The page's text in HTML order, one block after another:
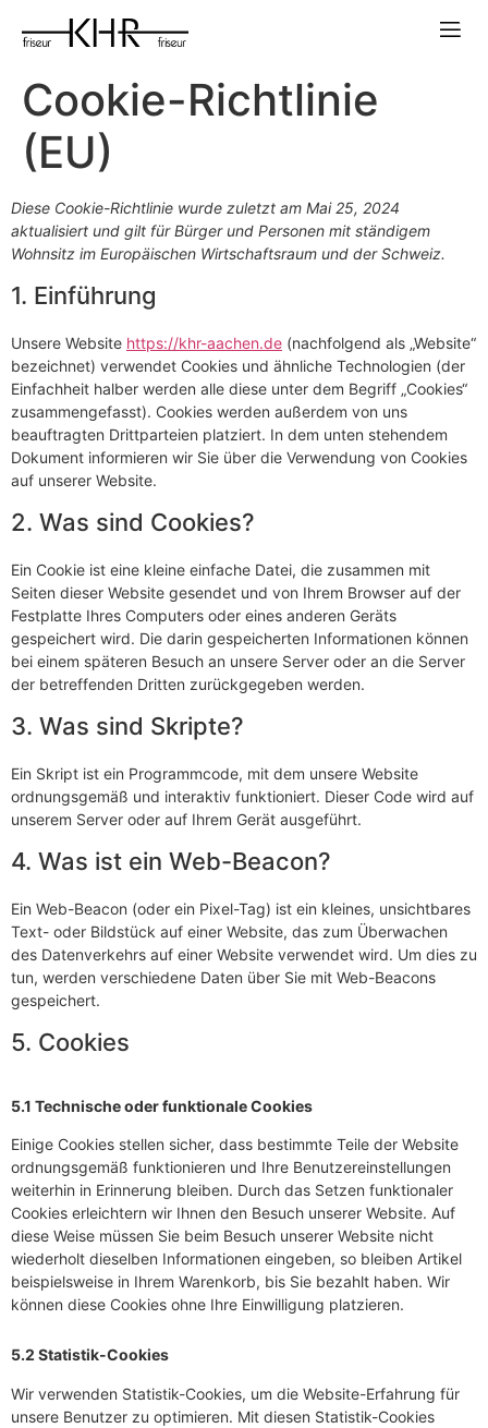
Cookie-Richtlinie
(EU)
Diese Cookie-Richtlinie wurde zuletzt am Mai 25, 2024
aktualisiert und gilt für Bürger und Personen mit ständigem
Wohnsitz im Europäischen Wirtschaftsraum und der Schweiz.
1. Einführung
Unsere Website https://khr-aachen.de (nachfolgend als „Website“
bezeichnet) verwendet Cookies und ähnliche Technologien (der
Einfachheit halber werden alle diese unter dem Begriff „Cookies“
zusammengefasst). Cookies werden außerdem von uns
beauftragten Drittparteien platziert. In dem unten stehendem
Dokument informieren wir Sie über die Verwendung von Cookies
auf unserer Website.
2. Was sind Cookies?
Ein Cookie ist eine kleine einfache Datei, die zusammen mit
Seiten dieser Website gesendet und von Ihrem Browser auf der
Festplatte Ihres Computers oder eines anderen Geräts
gespeichert wird. Die darin gespeicherten Informationen können
bei einem späteren Besuch an unsere Server oder an die Server
der betreffenden Dritten zurückgegeben werden.
3. Was sind Skripte?
Ein Skript ist ein Programmcode, mit dem unsere Website
ordnungsgemäß und interaktiv funktioniert. Dieser Code wird auf
unserem Server oder auf Ihrem Gerät ausgeführt.
4. Was ist ein Web-Beacon?
Ein Web-Beacon (oder ein Pixel-Tag) ist ein kleines, unsichtbares
Text- oder Bildstück auf einer Website, das zum Überwachen
des Datenverkehrs auf einer Website verwendet wird. Um dies zu
tun, werden verschiedene Daten über Sie mit Web-Beacons
gespeichert.
5. Cookies
5.1 Technische oder funktionale Cookies
Einige Cookies stellen sicher, dass bestimmte Teile der Website
ordnungsgemäß funktionieren und Ihre Benutzereinstellungen
weiterhin in Erinnerung bleiben. Durch das Setzen funktionaler
Cookies erleichtern wir Ihnen den Besuch unserer Website. Auf
diese Weise müssen Sie beim Besuch unserer Website nicht
wiederholt dieselben Informationen eingeben, so bleiben Artikel
beispielsweise in Ihrem Warenkorb, bis Sie bezahlt haben. Wir
können diese Cookies ohne Ihre Einwilligung platzieren.
5.2 Statistik-Cookies
Wir verwenden Statistik-Cookies, um die Website-Erfahrung für
unsere Benutzer zu optimieren. Mit diesen Statistik-Cookies